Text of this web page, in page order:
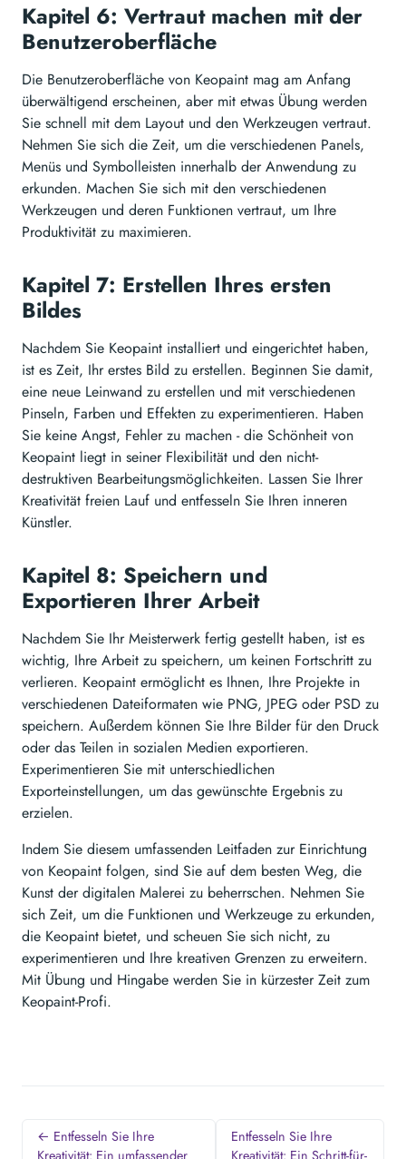
Kapitel 6: Vertraut machen mit der
Benutzeroberfläche
Die Benutzeroberfläche von Keopaint mag am Anfang
überwältigend erscheinen, aber mit etwas Übung werden
Sie schnell mit dem Layout und den Werkzeugen vertraut.
Nehmen Sie sich die Zeit, um die verschiedenen Panels,
Menüs und Symbolleisten innerhalb der Anwendung zu
erkunden. Machen Sie sich mit den verschiedenen
Werkzeugen und deren Funktionen vertraut, um Ihre
Produktivität zu maximieren.
Kapitel 7: Erstellen Ihres ersten
Bildes
Nachdem Sie Keopaint installiert und eingerichtet haben,
ist es Zeit, Ihr erstes Bild zu erstellen. Beginnen Sie damit,
eine neue Leinwand zu erstellen und mit verschiedenen
Pinseln, Farben und Effekten zu experimentieren. Haben
Sie keine Angst, Fehler zu machen - die Schönheit von
Keopaint liegt in seiner Flexibilität und den nicht-
destruktiven Bearbeitungsmöglichkeiten. Lassen Sie Ihrer
Kreativität freien Lauf und entfesseln Sie Ihren inneren
Künstler.
Kapitel 8: Speichern und
Exportieren Ihrer Arbeit
Nachdem Sie Ihr Meisterwerk fertig gestellt haben, ist es
wichtig, Ihre Arbeit zu speichern, um keinen Fortschritt zu
verlieren. Keopaint ermöglicht es Ihnen, Ihre Projekte in
verschiedenen Dateiformaten wie PNG, JPEG oder PSD zu
speichern. Außerdem können Sie Ihre Bilder für den Druck
oder das Teilen in sozialen Medien exportieren.
Experimentieren Sie mit unterschiedlichen
Exporteinstellungen, um das gewünschte Ergebnis zu
erzielen.
Indem Sie diesem umfassenden Leitfaden zur Einrichtung
von Keopaint folgen, sind Sie auf dem besten Weg, die
Kunst der digitalen Malerei zu beherrschen. Nehmen Sie
sich Zeit, um die Funktionen und Werkzeuge zu erkunden,
die Keopaint bietet, und scheuen Sie sich nicht, zu
experimentieren und Ihre kreativen Grenzen zu erweitern.
Mit Übung und Hingabe werden Sie in kürzester Zeit zum
Keopaint-Profi.
← Entfesseln Sie Ihre
Entfesseln Sie Ihre